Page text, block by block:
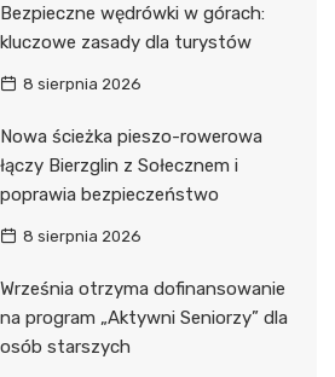
Bezpieczne wędrówki w górach:
kluczowe zasady dla turystów
8 sierpnia 2026
Nowa ścieżka pieszo-rowerowa
łączy Bierzglin z Sołecznem i
poprawia bezpieczeństwo
8 sierpnia 2026
Września otrzyma dofinansowanie
na program „Aktywni Seniorzy” dla
osób starszych